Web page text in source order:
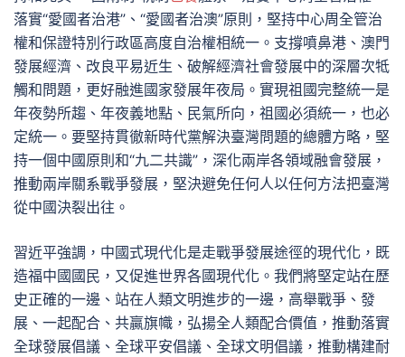
落實“愛國者治港”、“愛國者治澳”原則，堅持中心周全管治
權和保證特別行政區高度自治權相統一。支撐噴鼻港、澳門
發展經濟、改良平易近生、破解經濟社會發展中的深層次牴
觸和問題，更好融進國家發展年夜局。實現祖國完整統一是
年夜勢所趨、年夜義地點、民氣所向，祖國必須統一，也必
定統一。要堅持貫徹新時代黨解決臺灣問題的總體方略，堅
持一個中國原則和“九二共識”，深化兩岸各領域融會發展，
推動兩岸關系戰爭發展，堅決避免任何人以任何方法把臺灣
從中國決裂出往。
習近平強調，中國式現代化是走戰爭發展途徑的現代化，既
造福中國國民，又促進世界各國現代化。我們將堅定站在歷
史正確的一邊、站在人類文明進步的一邊，高舉戰爭、發
展、一起配合、共贏旗幟，弘揚全人類配合價值，推動落實
全球發展倡議、全球平安倡議、全球文明倡議，推動構建耐